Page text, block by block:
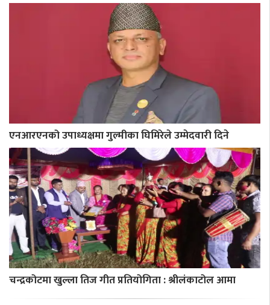
एनआरएनको उपाध्यक्षमा गुल्मीका घिमिरेले उम्मेदवारी दिने
चन्द्रकोटमा खुल्ला तिज गीत प्रतियोगिता : श्रीलंकाटोल आमा